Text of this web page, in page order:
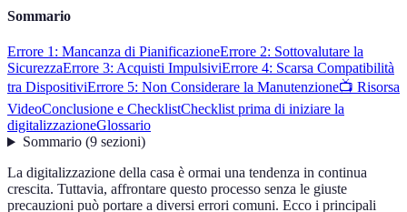
Sommario
Errore 1: Mancanza di PianificazioneErrore 2: Sottovalutare la
SicurezzaErrore 3: Acquisti ImpulsiviErrore 4: Scarsa Compatibilità
tra DispositiviErrore 5: Non Considerare la Manutenzione📺 Risorsa
VideoConclusione e ChecklistChecklist prima di iniziare la
digitalizzazioneGlossario
Sommario(9 sezioni)
La digitalizzazione della casa è ormai una tendenza in continua
crescita. Tuttavia, affrontare questo processo senza le giuste
precauzioni può portare a diversi errori comuni. Ecco i principali